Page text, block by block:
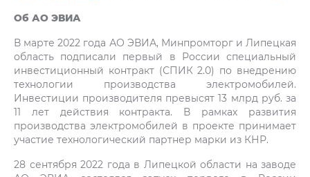
Об АО ЭВИА
В марте 2022 года АО ЭВИА, Минпромторг и Липецкая
область подписали первый в России специальный
инвестиционный контракт (СПИК 2.0) по внедрению
технологии производства электромобилей.
Инвестиции производителя превысят 13 млрд руб. за
11 лет действия контракта. В рамках развития
производства электромобилей в проекте принимает
участие технологический партнер марки из КНР.
28 сентября 2022 года в Липецкой области на заводе